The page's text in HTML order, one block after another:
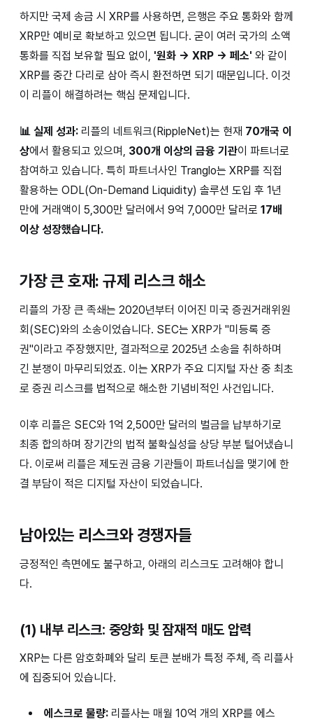
하지만 국제 송금 시 XRP를 사용하면, 은행은 주요 통화와 함께
XRP만 예비로 확보하고 있으면 됩니다. 굳이 여러 국가의 소액
통화를 직접 보유할 필요 없이, '원화 → XRP → 페소' 와 같이
XRP를 중간 다리로 삼아 즉시 환전하면 되기 때문입니다. 이것
이 리플이 해결하려는 핵심 문제입니다.
📊 실제 성과: 리플의 네트워크(RippleNet)는 현재 70개국 이
상에서 활용되고 있으며, 300개 이상의 금융 기관이 파트너로
참여하고 있습니다. 특히 파트너사인 Tranglo는 XRP를 직접
활용하는 ODL(On-Demand Liquidity) 솔루션 도입 후 1년
만에 거래액이 5,300만 달러에서 9억 7,000만 달러로 17배
이상 성장했습니다.
가장 큰 호재: 규제 리스크 해소
리플의 가장 큰 족쇄는 2020년부터 이어진 미국 증권거래위원
회(SEC)와의 소송이었습니다. SEC는 XRP가 "미등록 증
권"이라고 주장했지만, 결과적으로 2025년 소송을 취하하며
긴 분쟁이 마무리되었죠. 이는 XRP가 주요 디지털 자산 중 최초
로 증권 리스크를 법적으로 해소한 기념비적인 사건입니다.
이후 리플은 SEC와 1억 2,500만 달러의 벌금을 납부하기로
최종 합의하며 장기간의 법적 불확실성을 상당 부분 털어냈습니
다. 이로써 리플은 제도권 금융 기관들이 파트너십을 맺기에 한
결 부담이 적은 디지털 자산이 되었습니다.
남아있는 리스크와 경쟁자들
긍정적인 측면에도 불구하고, 아래의 리스크도 고려해야 합니
다.
(1) 내부 리스크: 중앙화 및 잠재적 매도 압력
XRP는 다른 암호화폐와 달리 토큰 분배가 특정 주체, 즉 리플사
에 집중되어 있습니다.
에스크로 물량: 리플사는 매월 10억 개의 XRP를 에스